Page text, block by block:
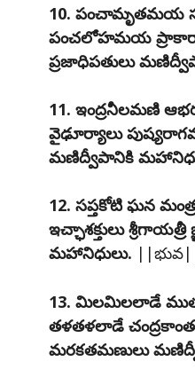
10. పంచామృతమయ
పంచలోహమయ
ప్రజాధిపతులు
11. ఇంద్రనీలమణి
వైఢూర్యాలు
మణిద్వీపానికి
12. సప్తకోటి ఘన
ఇచ్ఛాశక్తులు
మహానిధులు.
13. మిలమిలలాడే
తళతళలాడే
మరకతమణులు